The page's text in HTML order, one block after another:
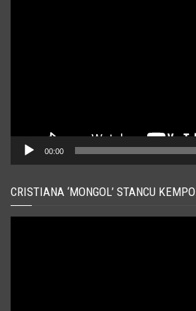
00:00
CRISTIANA ‘MONGOL’ STANCU KEMPO